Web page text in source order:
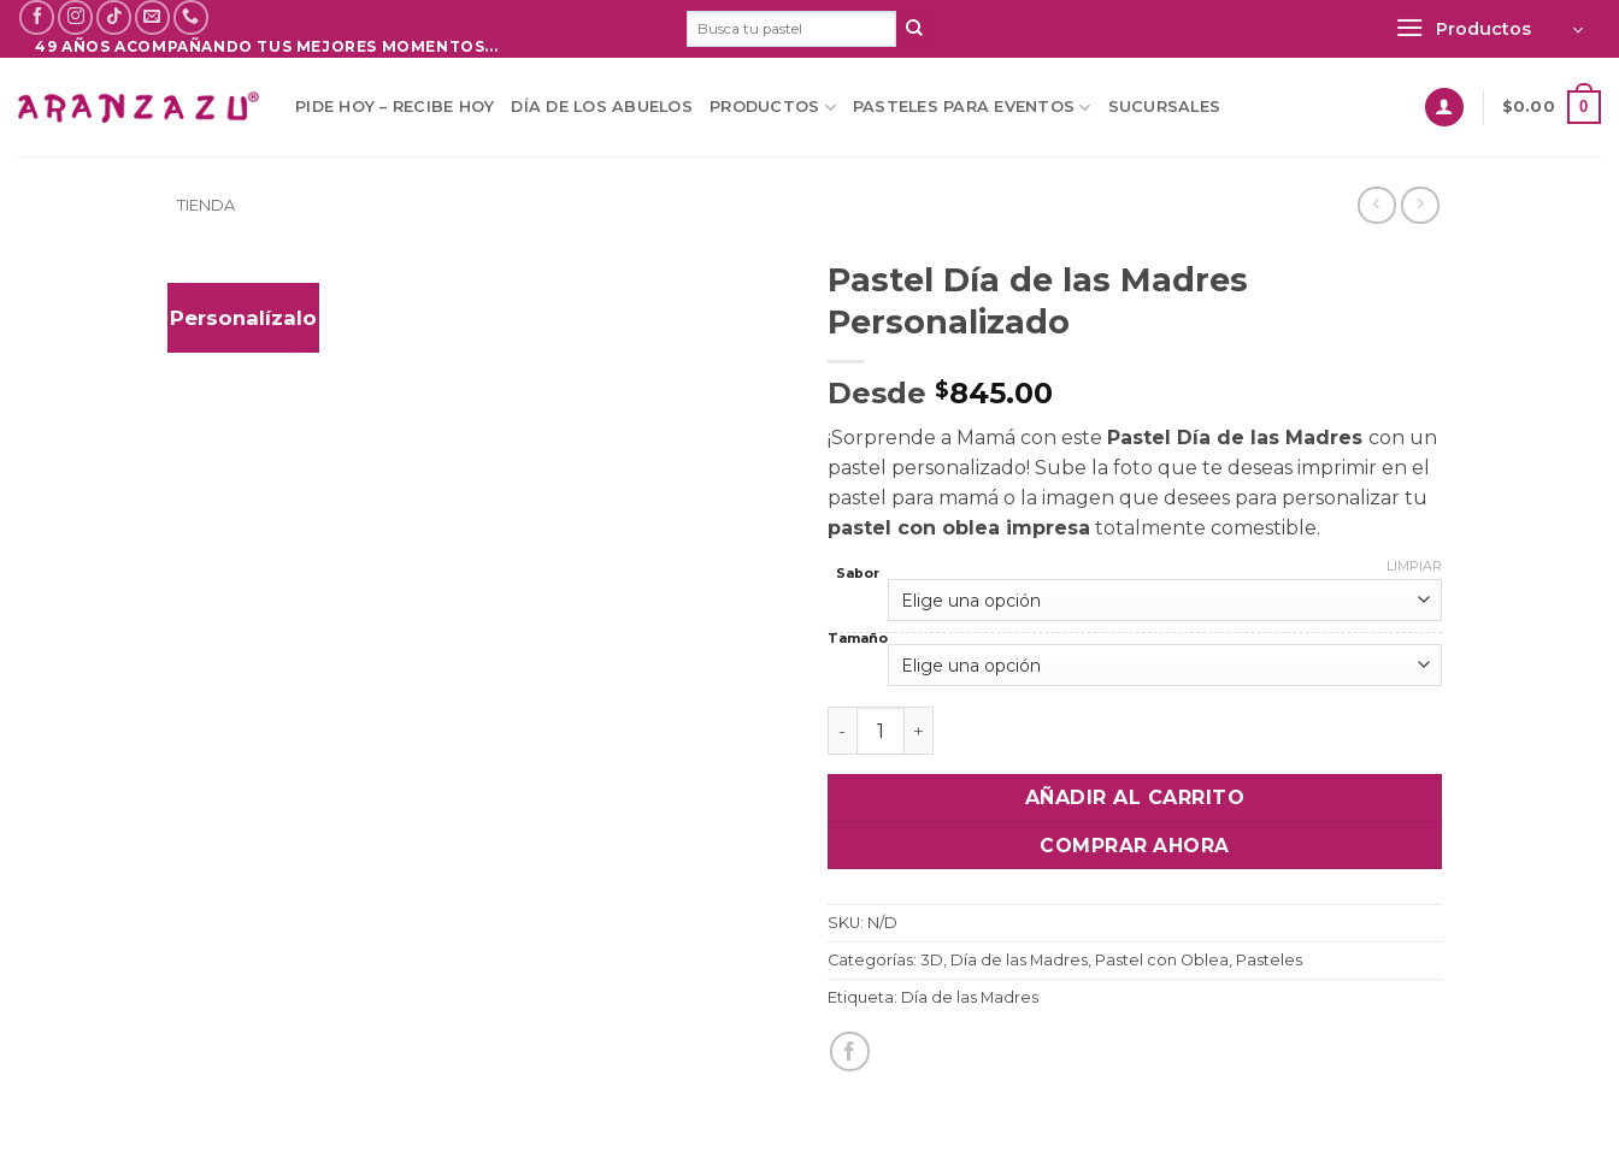
Saltar
49 AÑOS ACOMPAÑANDO TUS MEJORES MOMENTOS...
Productos
PIDE HOY – RECIBE HOY DÍA DE LOS ABUELOS PRODUCTOS PASTELES PARA EVENTOS SUCURSALES $0.00 0
TIENDA
Personalízalo
Pastel Día de las Madres
Personalizado
Desde $845.00
¡Sorprende a Mamá con este Pastel Día de las Madres con un
pastel personalizado! Sube la foto que te deseas imprimir en el
pastel para mamá o la imagen que desees para personalizar tu
pastel con oblea impresa totalmente comestible.
Sabor
Tamaño
LIMPIAR
Pastel Día de las Madres Personalizado cantidad
AÑADIR AL CARRITO
COMPRAR AHORA
SKU: N/D
Categorías: 3D Día de las Madres Pastel con Oblea Pasteles
Etiqueta: Día de las Madres